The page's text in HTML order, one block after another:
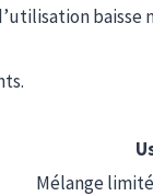
baisse
Mélange